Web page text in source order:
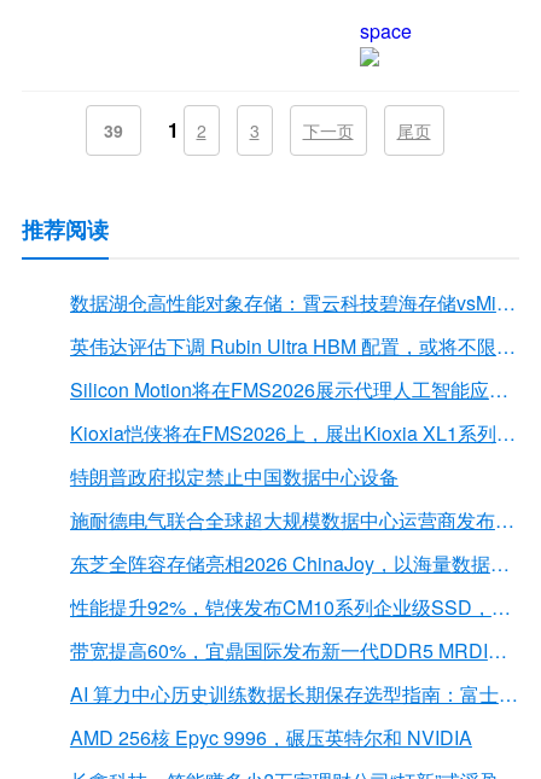
space
39 1 2 3 下一页 尾页
推荐阅读
数据湖仓高性能对象存储：霄云科技碧海存储vsMinIO
英伟达评估下调 Rubin Ultra HBM 配置，或将不限于12Hi HBM4E
Silicon Motion将在FMS2026展示代理人工智能应用的下一代存储解决方案
Kioxia恺侠将在FMS2026上，展出Kioxia XL1系列内存扩展模块
特朗普政府拟定禁止中国数据中心设备
施耐德电气联合全球超大规模数据中心运营商发布弧闪风险评估报告
东芝全阵容存储亮相2026 ChinaJoy，以海量数据底座赋能“与AI同游”新体验
性能提升92%，铠侠发布CM10系列企业级SSD，首载PCIe 6.0接口
带宽提高60%，宜鼎国际发布新一代DDR5 MRDIMM 内存
AI 算力中心历史训练数据长期保存选型指南：富士胶片 LTO 磁带解决方案深度解析
AMD 256核 Epyc 9996，碾压英特尔和 NVIDIA